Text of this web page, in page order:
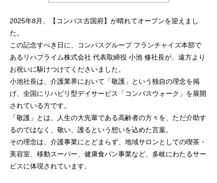
2025年8月、【コンパス古国府】が晴れてオープンを迎えまし
た。
この記念すべき日に、コンパスグループ フランチャイズ本部で
あるリハプライム株式会社 代表取締役 小池 修社長が、遠方より
お祝いに駆けつけてくださいました。
小池社長は、介護業界において「敬護」という独自の理念を掲
げ、全国にリハビリ型デイサービス「コンパスウォーク」を展開
されている方です。
「敬護」とは、人生の大先輩である高齢者の方々を、ただ介助す
るのではなく、敬い、護るという想いを込めた言葉。
その理念は、介護事業にとどまらず、地域サロンとしての喫茶・
美容室、移動スーパー、健康食パン事業など、多岐にわたるサー
ビスに体現されています。